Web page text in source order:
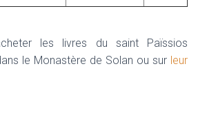
les livres du saint Païssios
le Monastère de Solan ou sur leur